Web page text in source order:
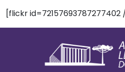
[flickr id=72157693787277402